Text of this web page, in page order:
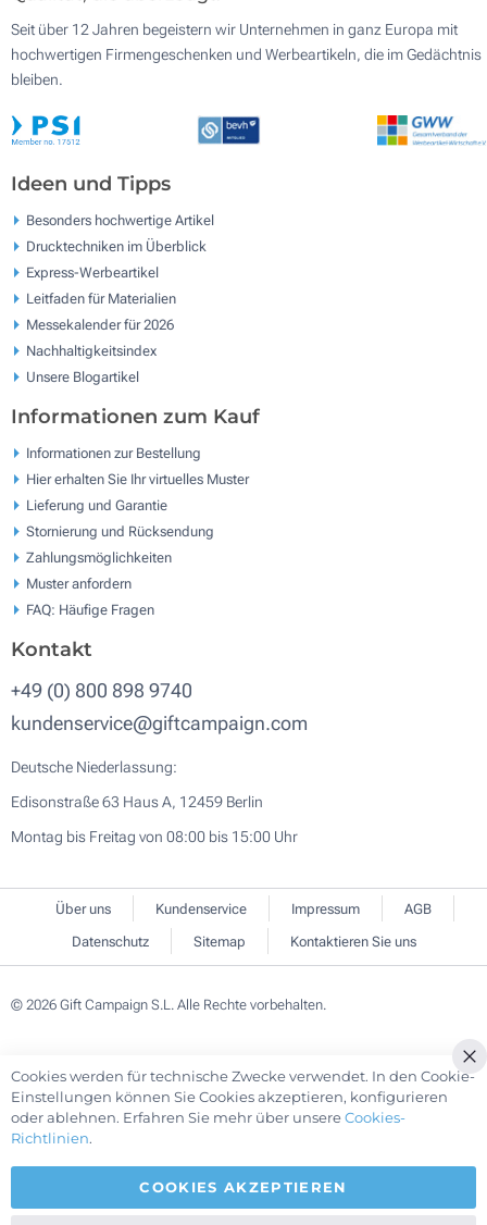
Seit über 12 Jahren begeistern wir Unternehmen in ganz Europa mit
hochwertigen Firmengeschenken und Werbeartikeln, die im Gedächtnis
bleiben.
Ideen und Tipps
Besonders hochwertige Artikel
Drucktechniken im Überblick
Express-Werbeartikel
Leitfaden für Materialien
Messekalender für 2026
Nachhaltigkeitsindex
Unsere Blogartikel
Informationen zum Kauf
Informationen zur Bestellung
Hier erhalten Sie Ihr virtuelles Muster
Lieferung und Garantie
Stornierung und Rücksendung
Zahlungsmöglichkeiten
Muster anfordern
FAQ: Häufige Fragen
Kontakt
+49 (0) 800 898 9740
kundenservice@giftcampaign.com
Deutsche Niederlassung:
Edisonstraße 63 Haus A, 12459 Berlin
Montag bis Freitag von 08:00 bis 15:00 Uhr
Über uns Kundenservice Impressum
AGB
Datenschutz
Sitemap Kontaktieren Sie uns
© 2026 Gift Campaign S.L. Alle Rechte vorbehalten.
Cookies werden für technische Zwecke verwendet. In den Cookie-
Einstellungen können Sie Cookies akzeptieren, konfigurieren
oder ablehnen. Erfahren Sie mehr über unsereCookies-
Richtlinien.
COOKIES AKZEPTIEREN